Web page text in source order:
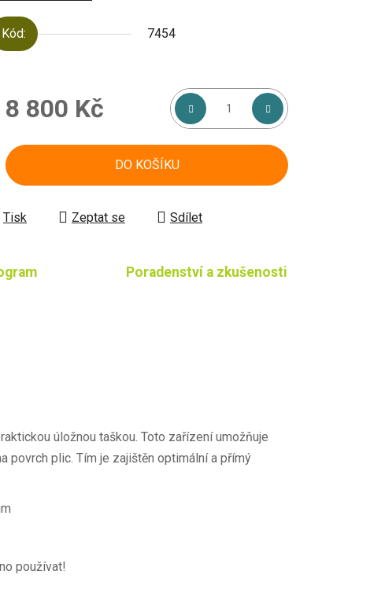
Kód: 7454
8 800 Kč
DO KOŠÍKU
Tisk Zeptat se Sdílet
Poradenství a zkušenosti
úložnou taškou. Toto zařízení umožňuje
povrch plic. Tím je zajištěn optimální a přímý
používat!